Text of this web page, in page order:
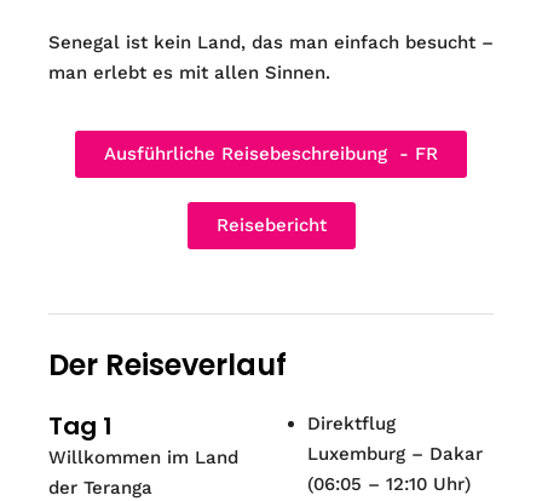
Senegal ist kein Land, das man einfach besucht –
man erlebt es mit allen Sinnen.
Ausführliche Reisebeschreibung ​ - FR
Reisebericht
Der Reiseverlauf
Tag 1
Willkommen im Land
der Teranga
Direktflug
Luxemburg – Dakar
(06:05 – 12:10 Uhr)